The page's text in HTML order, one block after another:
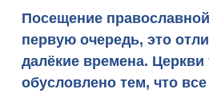
Посещение
первую очередь, это
далёкие времена.
обусловлено тем, что